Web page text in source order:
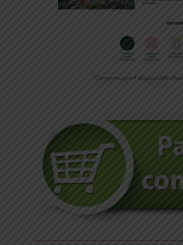
Compressport disponible